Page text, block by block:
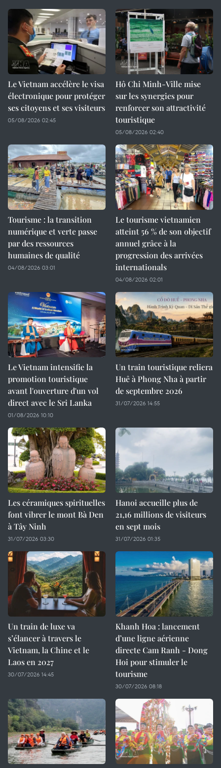
Le Vietnam accélère le visa
électronique pour protéger
ses citoyens et ses visiteurs
05/08/2026 02:45
Hô Chi Minh-Ville mise
sur les synergies pour
renforcer son attractivité
touristique
05/08/2026 02:40
Tourisme : la transition
numérique et verte passe
par des ressources
humaines de qualité
04/08/2026 03:01
Le tourisme vietnamien
atteint 56 % de son objectif
annuel grâce à la
progression des arrivées
internationals
04/08/2026 02:01
Le Vietnam intensifie la
promotion touristique
avant l'ouverture d'un vol
direct avec le Sri Lanka
01/08/2026 10:10
Un train touristique reliera
Huê à Phong Nha à partir
de septembre 2026
31/07/2026 14:55
Les céramiques spirituelles
font vibrer le mont Bà Den
à Tây Ninh
31/07/2026 03:30
Hanoi accueille plus de
21,16 millions de visiteurs
en sept mois ​
31/07/2026 01:35
Un train de luxe va
s’élancer à travers le
Vietnam, la Chine et le
Laos en 2027
30/07/2026 14:45
Khanh Hoa : lancement
d’une ligne aérienne
directe Cam Ranh - Dong
Hoi pour stimuler le
tourisme
30/07/2026 08:18